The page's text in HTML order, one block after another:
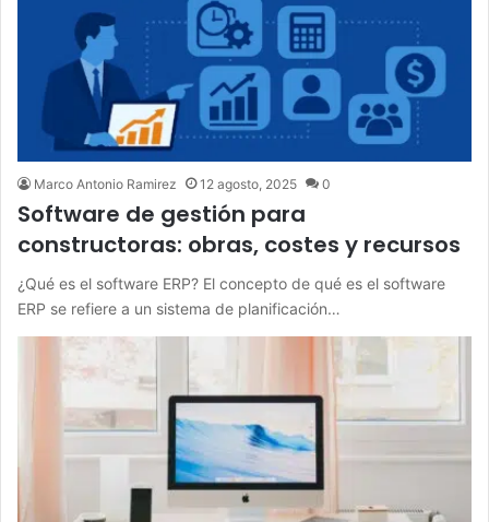
Marco Antonio Ramirez 12 agosto, 2025 0
Software de gestión para
constructoras: obras, costes y recursos
¿Qué es el software ERP? El concepto de qué es el software
ERP se refiere a un sistema de planificación…